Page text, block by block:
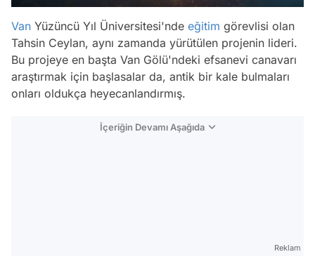
Van Yüzüncü Yıl Üniversitesi'nde eğitim görevlisi olan
Tahsin Ceylan, aynı zamanda yürütülen projenin lideri.
Bu projeye en başta Van Gölü'ndeki efsanevi canavarı
araştırmak için başlasalar da, antik bir kale bulmaları
onları oldukça heyecanlandırmış.
İçeriğin Devamı Aşağıda
Reklam